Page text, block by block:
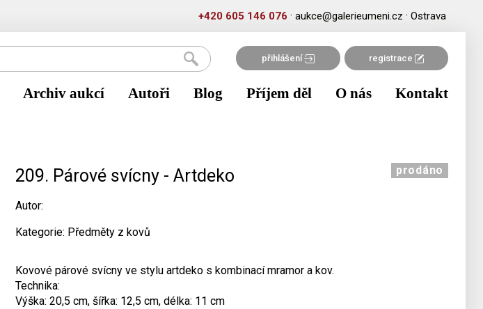
+420 605 146 076 · aukce@galerieumeni.cz · Ostrava
přihlášení registrace
Archiv aukcí Autoři Blog Příjem děl O nás Kontakt
209. Párové svícny - Artdeko
Autor:
Kategorie: Předměty z kovů
prodáno
Kovové párové svícny ve stylu artdeko s kombinací mramor a kov.
Technika:
Výška: 20,5 cm, šířka: 12,5 cm, délka: 11 cm